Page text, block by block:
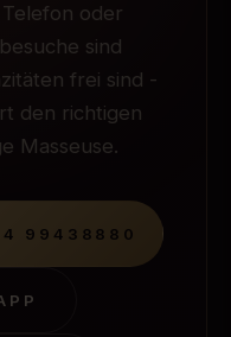
oder
sind
frei sind -
den richtigen
Masseuse.
99438880